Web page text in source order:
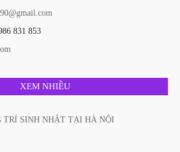
831 853
XEM NHIỀU
TRÍ SINH NHẬT TẠI HÀ NỘI